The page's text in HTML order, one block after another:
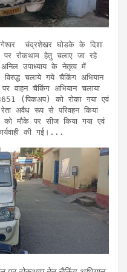
रोकथाम हेतु चलाए जा रहे
उपाध्याय के नेतृत्व में
चलाये गये चैकिंग अभियान
पर वाहन चैकिंग अभियान चलाया
(पिकअप) को रोका गया एवं
अवैध रूप से परिवहन किया
को मौके पर सीज किया गया एवं
की गई।...